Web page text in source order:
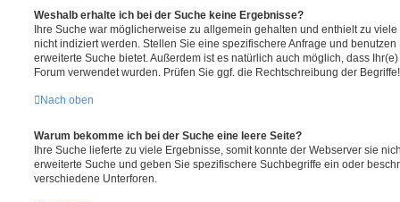
Weshalb erhalte ich bei der Suche keine Ergebnisse?
Ihre Suche war möglicherweise zu allgemein gehalten und enthielt zu
nicht indiziert werden. Stellen Sie eine spezifischere Anfrage und
erweiterte Suche bietet. Außerdem ist es natürlich auch möglich, dass
Forum verwendet wurden. Prüfen Sie ggf. die Rechtschreibung der Begriffe!
Nach oben
Warum bekomme ich bei der Suche eine leere Seite?
Ihre Suche lieferte zu viele Ergebnisse, somit konnte der Webserver sie
erweiterte Suche und geben Sie spezifischere Suchbegriffe ein oder
verschiedene Unterforen.